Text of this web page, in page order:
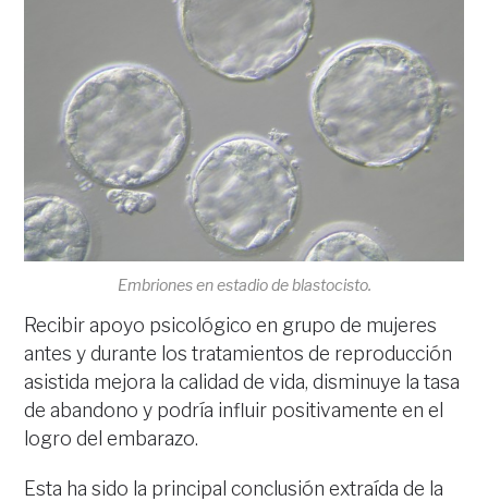
Embriones en estadio de blastocisto.
Recibir apoyo psicológico en grupo de mujeres
antes y durante los tratamientos de reproducción
asistida mejora la calidad de vida, disminuye la tasa
de abandono y podría influir positivamente en el
logro del embarazo.
Esta ha sido la principal conclusión extraída de la